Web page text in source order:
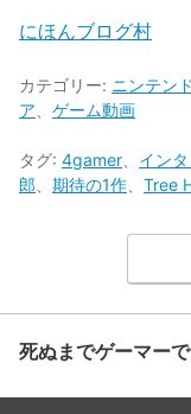
にほんブログ村
カテゴリー: ニンテン
ア
ゲーム動画
タグ: 4gamer イン
郎
期待の1作 Tree
死ぬまでゲーマーで